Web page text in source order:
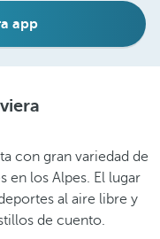
app
con gran variedad de
en los Alpes. El lugar
al aire libre y
de cuento.